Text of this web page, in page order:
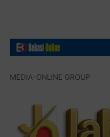
MEDIA-ONLINE GROUP